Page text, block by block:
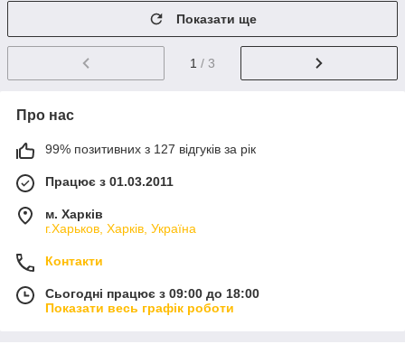
Показати ще
1 / 3
Про нас
99% позитивних з 127 відгуків за рік
Працює з 01.03.2011
м. Харків
г.Харьков, Харків, Україна
Контакти
Сьогодні працює з 09:00 до 18:00
Показати весь графік роботи